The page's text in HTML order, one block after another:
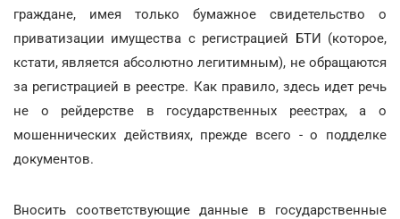
граждане, имея только бумажное свидетельство о
приватизации имущества с регистрацией БТИ (которое,
кстати, является абсолютно легитимным), не обращаются
за регистрацией в реестре. Как правило, здесь идет речь
не о рейдерстве в государственных реестрах, а о
мошеннических действиях, прежде всего - о подделке
документов.
Вносить соответствующие данные в государственные